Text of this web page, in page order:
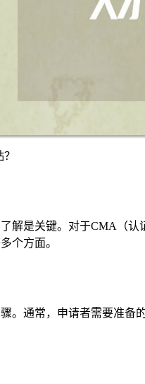
解是关键。对于CMA（
个方面。
。通常，申请者需要准